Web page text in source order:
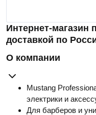
Интернет-магазин
доставкой по
О компании
Mustang
электрики и
Для барберов и